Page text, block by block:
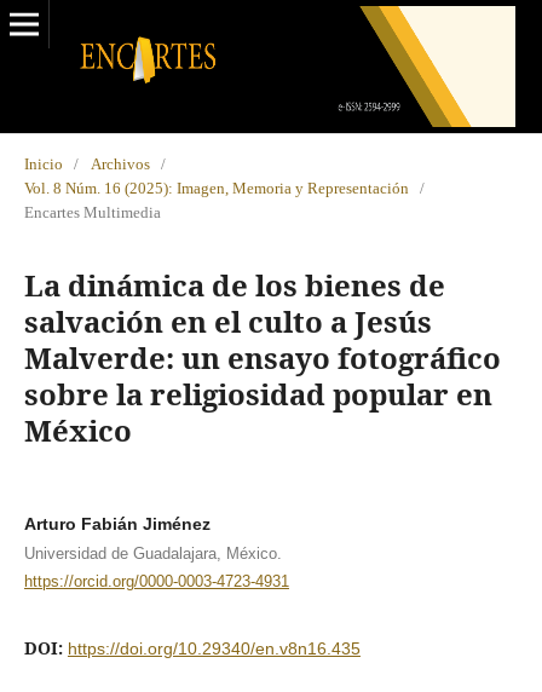
Inicio / Archivos
/
Vol. 8 Núm. 16 (2025): Imagen, Memoria y Representación
/
Encartes Multimedia
La dinámica de los bienes de
salvación en el culto a Jesús
Malverde: un ensayo fotográfico
sobre la religiosidad popular en
México
Arturo Fabián Jiménez
Universidad de Guadalajara, México.
https://orcid.org/0000-0003-4723-4931
DOI: https://doi.org/10.29340/en.v8n16.435